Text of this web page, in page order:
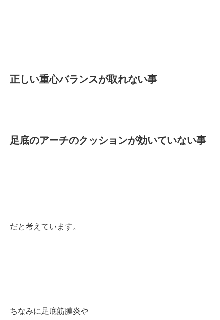
正しい重心バランスが取れない事
足底のアーチのクッションが効いていない事
だと考えています。
ちなみに足底筋膜炎や